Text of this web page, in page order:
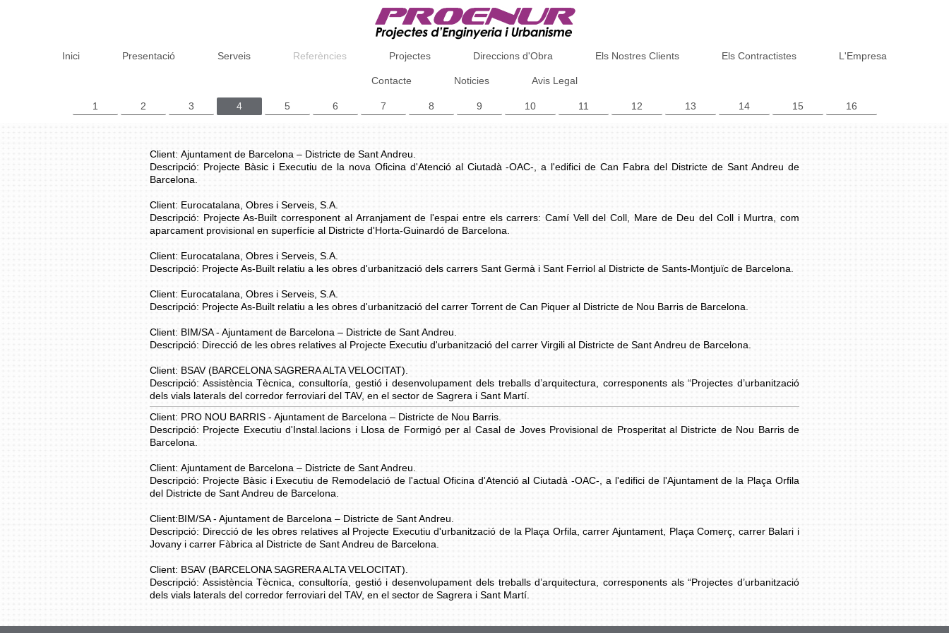
Inici Presentació Serveis Referències Projectes Direccions d'Obra Els Nostres Clients Els Contractistes L'Empresa
Contacte Noticies Avis Legal
1 2 3 4 5 6 7 8 9 10 11 12 13 14 15 16
Client: Ajuntament de Barcelona – Districte de Sant Andreu.
Descripció: Projecte Bàsic i Executiu de la nova Oficina d'Atenció al Ciutadà -OAC-, a l'edifici de Can Fabra del Districte de Sant Andreu de
Barcelona.
Client: Eurocatalana, Obres i Serveis, S.A.
Descripció: Projecte As-Built corresponent al Arranjament de l'espai entre els carrers: Camí Vell del Coll, Mare de Deu del Coll i Murtra, com
aparcament provisional en superfície al Districte d'Horta-Guinardó de Barcelona.
Client: Eurocatalana, Obres i Serveis, S.A.
Descripció: Projecte As-Built relatiu a les obres d'urbanització dels carrers Sant Germà i Sant Ferriol al Districte de Sants-Montjuïc de Barcelona.
Client: Eurocatalana, Obres i Serveis, S.A.
Descripció: Projecte As-Built relatiu a les obres d'urbanització del carrer Torrent de Can Piquer al Districte de Nou Barris de Barcelona.
Client: BIM/SA - Ajuntament de Barcelona – Districte de Sant Andreu.
Descripció: Direcció de les obres relatives al Projecte Executiu d'urbanització del carrer Virgili al Districte de Sant Andreu de Barcelona.
Client: BSAV (BARCELONA SAGRERA ALTA VELOCITAT).
Descripció: Assistència Tècnica, consultoría, gestió i desenvolupament dels treballs d’arquitectura, corresponents als “Projectes d’urbanització
dels vials laterals del corredor ferroviari del TAV, en el sector de Sagrera i Sant Martí.
Client: PRO NOU BARRIS - Ajuntament de Barcelona – Districte de Nou Barris.
Descripció: Projecte Executiu d'Instal.lacions i Llosa de Formigó per al Casal de Joves Provisional de Prosperitat al Districte de Nou Barris de
Barcelona.
Client: Ajuntament de Barcelona – Districte de Sant Andreu.
Descripció: Projecte Bàsic i Executiu de Remodelació de l'actual Oficina d'Atenció al Ciutadà -OAC-, a l'edifici de l'Ajuntament de la Plaça Orfila
del Districte de Sant Andreu de Barcelona.
Client:BIM/SA - Ajuntament de Barcelona – Districte de Sant Andreu.
Descripció: Direcció de les obres relatives al Projecte Executiu d'urbanització de la Plaça Orfila, carrer Ajuntament, Plaça Comerç, carrer Balari i
Jovany i carrer Fàbrica al Districte de Sant Andreu de Barcelona.
Client: BSAV (BARCELONA SAGRERA ALTA VELOCITAT).
Descripció: Assistència Tècnica, consultoría, gestió i desenvolupament dels treballs d’arquitectura, corresponents als “Projectes d’urbanització
dels vials laterals del corredor ferroviari del TAV, en el sector de Sagrera i Sant Martí.